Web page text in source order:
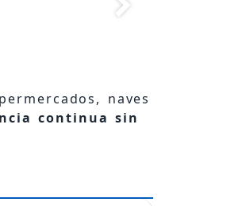
naves
continua sin